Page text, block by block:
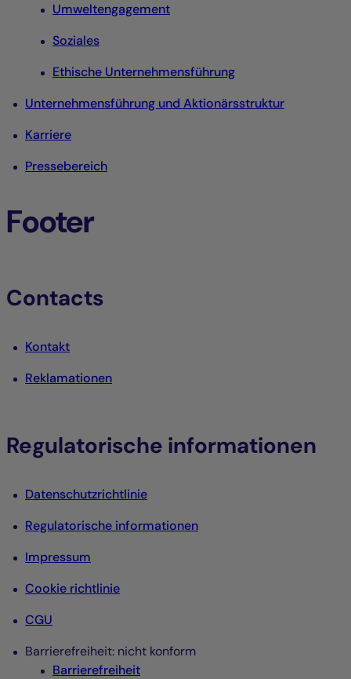
Umweltengagement
Soziales
Ethische Unternehmensführung
Unternehmensführung und Aktionärsstruktur
Karriere
Pressebereich
Footer
Contacts
Kontakt
Reklamationen
Regulatorische informationen
Datenschutzrichtlinie
Regulatorische informationen
Impressum
Cookie richtlinie
CGU
Barrierefreiheit: nicht konform
Barrierefreiheit